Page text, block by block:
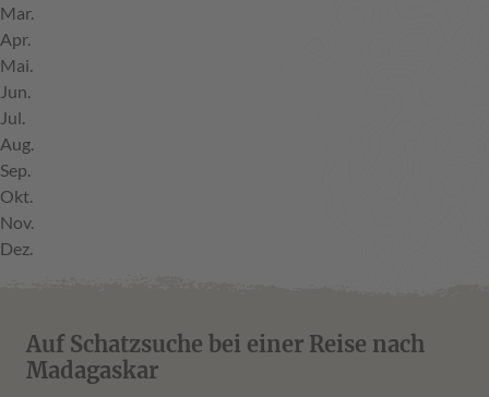
Mar.
Apr.
Mai.
Jun.
Jul.
Aug.
Sep.
Okt.
Nov.
Dez.
Auf Schatzsuche bei einer Reise nach
Madagaskar